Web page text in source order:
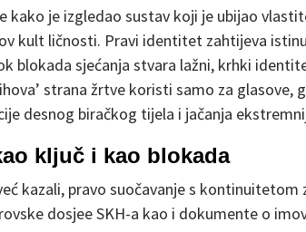
kako je izgledao sustav koji je ubijao
kult ličnosti. Pravi identitet zahtijeva
blokada sjećanja stvara lažni, krhki
strana žrtve koristi samo za glasove,
desnog biračkog tijela i jačanja
ključ i kao blokada
kazali, pravo suočavanje s
dosjee SKH-a kao i dokumente o